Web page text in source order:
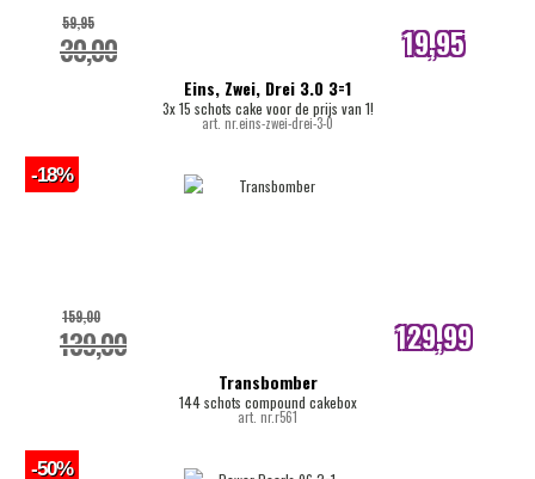
Eins, Zwei, Drei 3.0 3=1
3x 15 schots cake voor de prijs van 1!
art. nr.eins-zwei-drei-3-0
30,00
59,95 19,95
internetprijs
Transbomber
144 schots compound cakebox
art. nr.r561
139,00
159,00 129,99
internetprijs
-18%
-50%